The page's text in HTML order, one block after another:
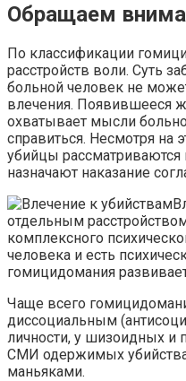
Обращаем
По классификации
расстройств воли. Суть
больной человек не
влечения. Появившееся
охватывает мысли
справиться. Несмотря на
убийцы
назначают наказание
отдельным
комплексного
человека и есть
гомицидомания
Чаще всего
диссоциальным
личности, у шизоидных и
СМИ одержимых
маньяками.